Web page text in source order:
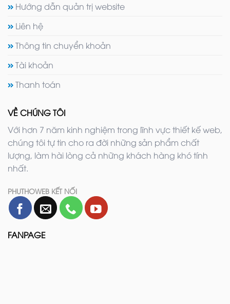
Hướng dẫn quản trị website
Liên hệ
Thông tin chuyển khoản
Tài khoản
Thanh toán
VỀ CHÚNG TÔI
Với hơn 7 năm kinh nghiệm trong lĩnh vực thiết kế web,
chúng tôi tự tin cho ra đời những sản phẩm chất
lượng, làm hài lòng cả những khách hàng khó tính
nhất.
PHUTHOWEB KẾT NỐI
FANPAGE